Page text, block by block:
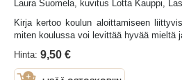
Laura Suomela, kuvitus Lotta Kauppi,
Kirja kertoo koulun aloittamiseen
miten koulussa voi levittää hyvää mieltä
Hinta: 9,50 €